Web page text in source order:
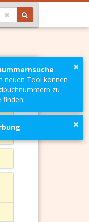
×
neuen Tool können
zu
finden.
×